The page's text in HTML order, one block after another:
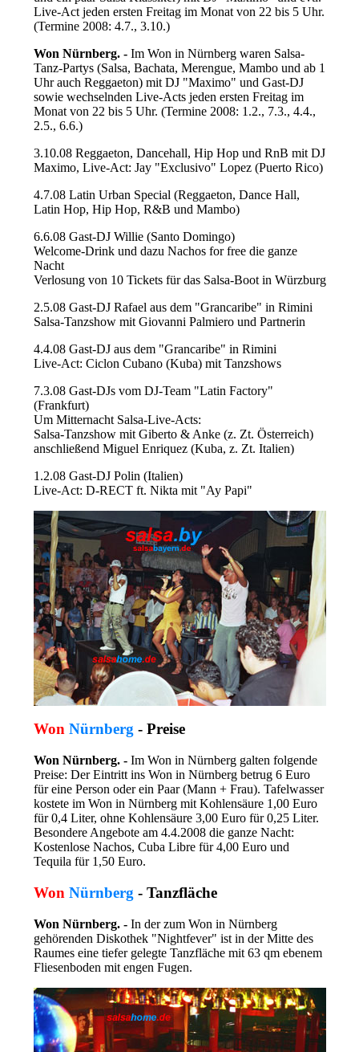
Live-Act jeden ersten Freitag im Monat von 22 bis 5 Uhr.
(Termine 2008: 4.7., 3.10.)
Won Nürnberg. -Im Won in Nürnberg waren Salsa-
Tanz-Partys (Salsa, Bachata, Merengue, Mambo und ab 1
Uhr auch Reggaeton) mit DJ "Maximo" und Gast-DJ
sowie wechselnden Live-Acts jeden ersten Freitag im
Monat von 22 bis 5 Uhr. (Termine 2008: 1.2., 7.3., 4.4.,
2.5., 6.6.)
3.10.08 Reggaeton, Dancehall, Hip Hop und RnB mit DJ
Maximo, Live-Act: Jay "Exclusivo" Lopez (Puerto Rico)
4.7.08 Latin Urban Special (Reggaeton, Dance Hall,
Latin Hop, Hip Hop, R&B und Mambo)
6.6.08 Gast-DJ Willie (Santo Domingo)
Welcome-Drink und dazu Nachos for free die ganze
Nacht
Verlosung von 10 Tickets für das Salsa-Boot in Würzburg
2.5.08 Gast-DJ Rafael aus dem "Grancaribe" in Rimini
Salsa-Tanzshow mit Giovanni Palmiero und Partnerin
4.4.08 Gast-DJ aus dem "Grancaribe" in Rimini
Live-Act: Ciclon Cubano (Kuba) mit Tanzshows
7.3.08 Gast-DJs vom DJ-Team "Latin Factory"
(Frankfurt)
Um Mitternacht Salsa-Live-Acts:
Salsa-Tanzshow mit Giberto & Anke (z. Zt. Österreich)
anschließend Miguel Enriquez (Kuba, z. Zt. Italien)
1.2.08 Gast-DJ Polin (Italien)
Live-Act: D-RECT ft. Nikta mit "Ay Papi"
Won Nürnberg- Preise
Won Nürnberg. -Im Won in Nürnberg galten folgende
Preise: Der Eintritt ins Won in Nürnberg betrug 6 Euro
für eine Person oder ein Paar (Mann + Frau). Tafelwasser
kostete im Won in Nürnberg mit Kohlensäure 1,00 Euro
für 0,4 Liter, ohne Kohlensäure 3,00 Euro für 0,25 Liter.
Besondere Angebote am 4.4.2008 die ganze Nacht:
Kostenlose Nachos, Cuba Libre für 4,00 Euro und
Tequila für 1,50 Euro.
Won Nürnberg - Tanzfläche
Won Nürnberg. -In der zum Won in Nürnberg
gehörenden Diskothek "Nightfever" ist in der Mitte des
Raumes eine tiefer gelegte Tanzfläche mit 63 qm ebenem
Fliesenboden mit engen Fugen.